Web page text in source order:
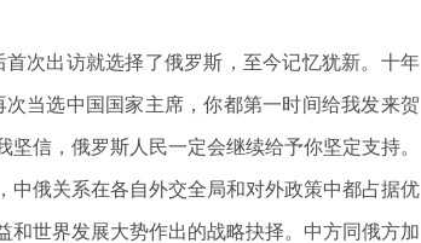
次出访就选择了俄罗斯，至今记忆犹新。十年
当选中国国家主席，你都第一时间给我发来贺
信，俄罗斯人民一定会继续给予你坚定支持。
俄关系在各自外交全局和对外政策中都占据优
世界发展大势作出的战略抉择。中方同俄方加